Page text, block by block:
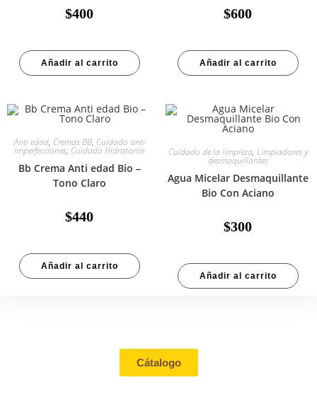
$400
Añadir al carrito
$600
Añadir al carrito
Anti edad, Cremas BB, Cuidado anti
imperfecciones, Cuidado Hidratante
Bb Crema Anti edad Bio –
Tono Claro
$440
Añadir al carrito
Cuidado de la limpieza, Limpiadores y
desmaquillantes
Agua Micelar Desmaquillante
Bio Con Aciano
$300
Añadir al carrito
Cátalogo